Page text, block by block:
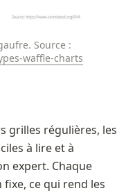
waffle-charts
grilles régulières, les
à lire et à
expert. Chaque
ce qui rend les